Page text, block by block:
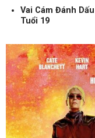
Vai Cám Đánh
Tuổi 19